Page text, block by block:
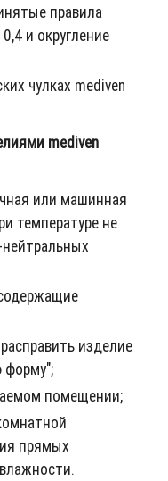
правила
и округление
чулках mediven
mediven
или машинная
температуре не
изделие
форму";
помещении;
прямых